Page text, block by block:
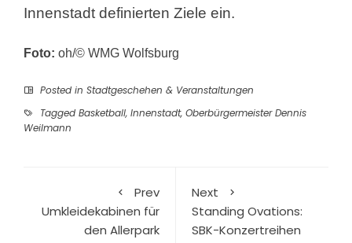
Innenstadt definierten Ziele ein.
Foto: oh/© WMG Wolfsburg
Posted in Stadtgeschehen & Veranstaltungen
Tagged Basketball, Innenstadt, Oberbürgermeister Dennis
Weilmann
Prev
Umkleidekabinen für
den Allerpark
Next
Standing Ovations:
SBK-Konzertreihen